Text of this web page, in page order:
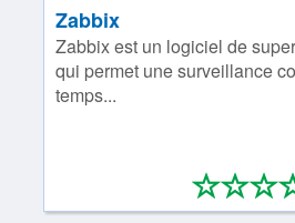
Zabbix
Zabbix est un logiciel de
qui permet une surveillance
temps...
**